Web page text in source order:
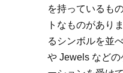
を持っているも
トなものがあり
るシンボルを並
や Jewels など